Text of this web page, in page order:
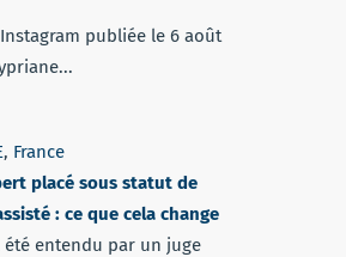
publiée le 6 août
, France
placé sous statut de
: ce que cela change
été entendu par un juge